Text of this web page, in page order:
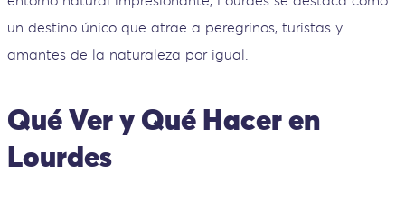
un destino único que atrae a peregrinos, turistas y
amantes de la naturaleza por igual.
Qué Ver y Qué Hacer en
Lourdes